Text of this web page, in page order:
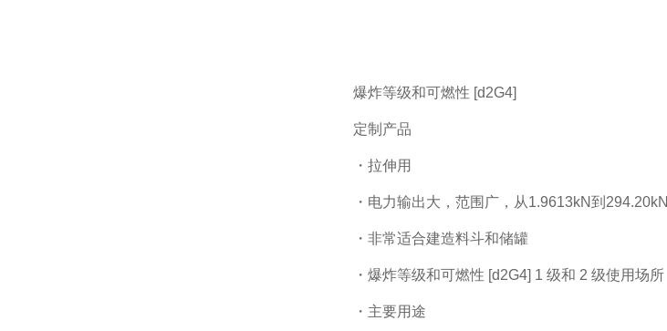
爆炸等级和可燃性 [d2G4]
定制产品
・拉伸用
・电力输出大，范围广，从1.9613kN到294.20kN
・非常适合建造料斗和储罐
・爆炸等级和可燃性 [d2G4] 1 级和 2 级使用场所
・主要用途